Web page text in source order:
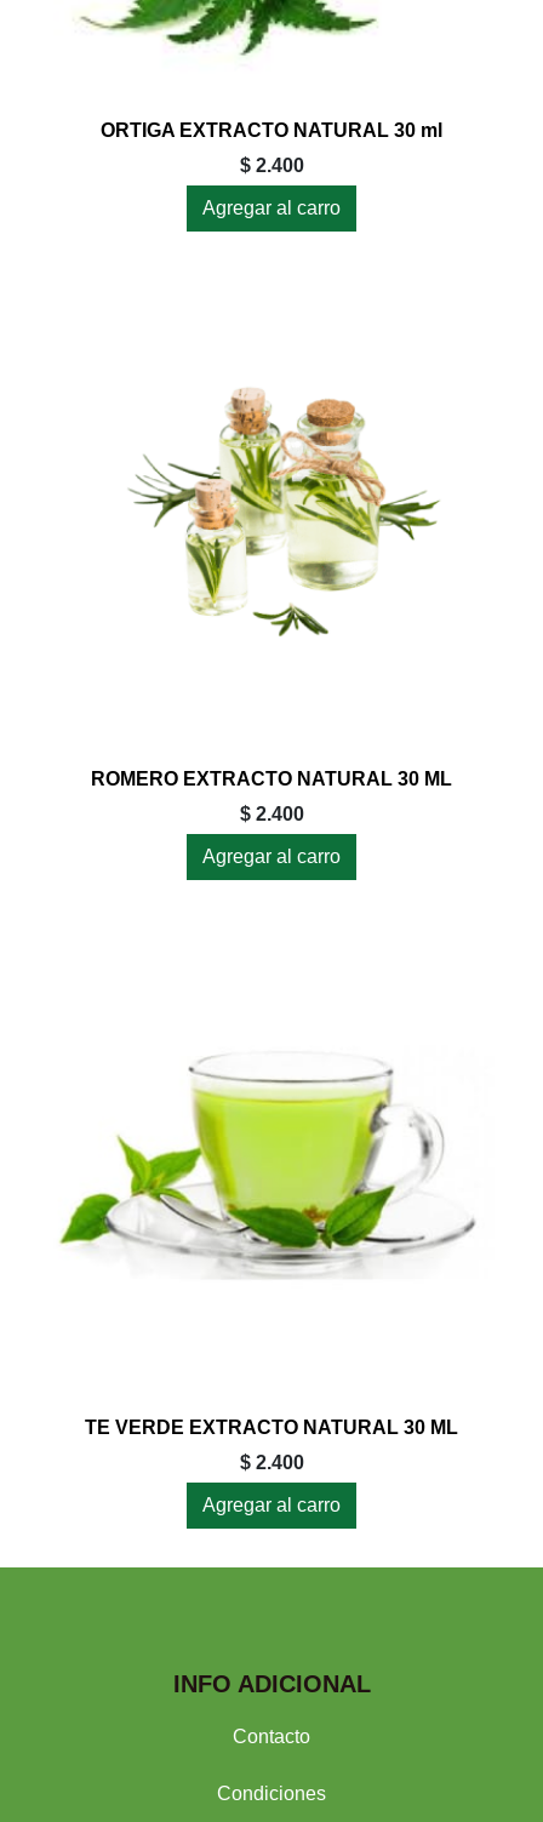
ORTIGA EXTRACTO NATURAL 30 ml
$ 2.400
Agregar al carro
ROMERO EXTRACTO NATURAL 30 ML
$ 2.400
Agregar al carro
TE VERDE EXTRACTO NATURAL 30 ML
$ 2.400
Agregar al carro
INFO ADICIONAL
Contacto
Condiciones